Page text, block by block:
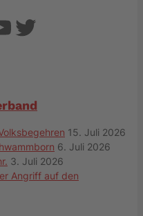
Twitter
15. Juli 2026
6. Juli 2026
3. Juli 2026
Angriff auf den